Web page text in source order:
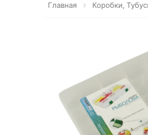
Главная Коробки,